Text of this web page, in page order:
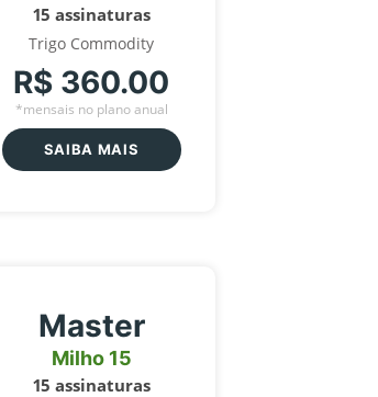
15 assinaturas
Trigo Commodity
R$ 360.00
*mensais no plano anual
SAIBA MAIS
Master
Milho 15
15 assinaturas